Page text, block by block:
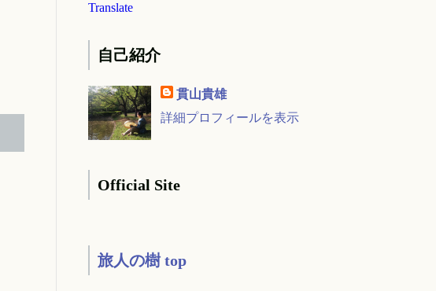
Translate
自己紹介
貫山貴雄
詳細プロフィールを表示
Official Site
旅人の樹 top